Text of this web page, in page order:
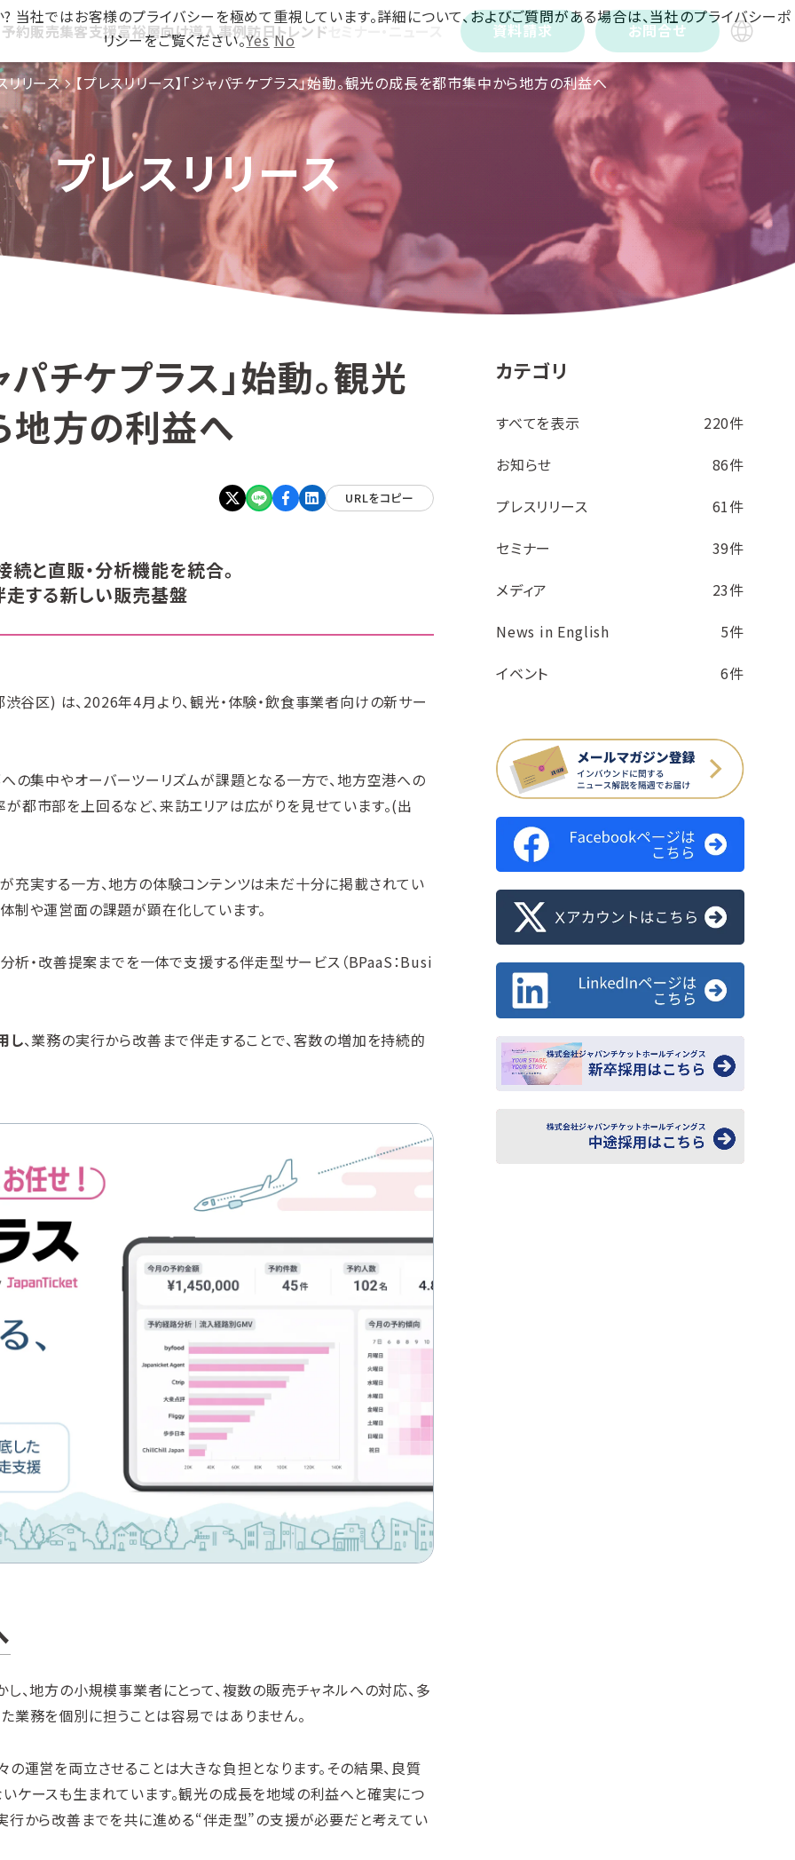
予約販売集客支援富裕層向け導入事例訪日トレンド セミナー・ニュース 資料請求 お問合せ
プレスリリース
リリース 【プレスリリース】「ジャパチケプラス」始動。観光の成長を都市集中から地方の利益へ
パチケプラス」始動。観光
地方の利益へ
URLをコピー
と直販・分析機能を統合。
走する新しい販売基盤
谷区) は、2026年4月より、観光・体験・飲食事業者向けの新サー
集中やオーバーツーリズムが課題となる一方で、地方空港への
都市部を上回るなど、来訪エリアは広がりを見せています。(出
充実する一方、地方の体験コンテンツは未だ十分に掲載されてい
制や運営面の課題が顕在化しています。
分析・改善提案までを一体で支援する伴走型サービス（BPaaS：Busi
し、業務の実行から改善まで伴走することで、客数の増加を持続的
、地方の小規模事業者にとって、複数の販売チャネルへの対応、多
業務を個別に担うことは容易ではありません。
運営を両立させることは大きな負担となります。その結果、良質
ケースも生まれています。観光の成長を地域の利益へと確実につ
行から改善までを共に進める“伴走型”の支援が必要だと考えてい
カテゴリ
すべてを表示
220件
お知らせ
86件
プレスリリース
61件
セミナー
39件
メディア
23件
News in English
5件
イベント
6件
社ではお客様のプライバシーを極めて重視しています。詳細について、およびご質問がある場合は、当社のプライバシーポ
リシーをご覧ください。Yes No